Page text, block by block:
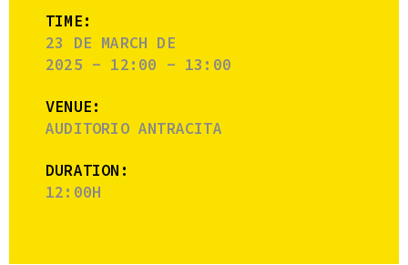
TIME:
23 DE MARCH DE
2025 - 12:00 - 13:00
VENUE:
AUDITORIO ANTRACITA
DURATION:
12:00H